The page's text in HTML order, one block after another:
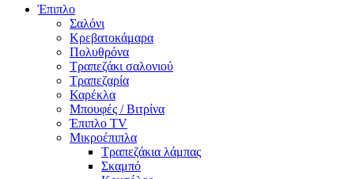
Έπιπλο
Σαλόνι
Κρεβατοκάμαρα
Πολυθρόνα
Τραπεζάκι σαλονιού
Τραπεζαρία
Καρέκλα
Μπουφές / Βιτρίνα
Έπιπλο TV
Μικροέπιπλα
Τραπεζάκια λάμπας
Σκαμπό